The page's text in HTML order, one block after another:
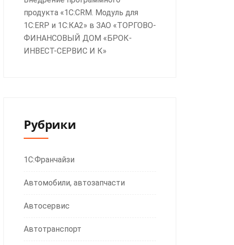
продукта «1С:CRM. Модуль для
1С:ERP и 1С:КА2» в ЗАО «ТОРГОВО-
ФИНАНСОВЫЙ ДОМ «БРОК-
ИНВЕСТ-СЕРВИС И К»
Рубрики
1С:Франчайзи
Автомобили, автозапчасти
Автосервис
Автотранспорт